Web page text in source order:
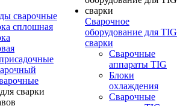
сварочные
сплошная
Сварочное
оборудование для TIG
сварки
Сварочные
аппараты TIG
Блоки
охлаждения
Сварочные